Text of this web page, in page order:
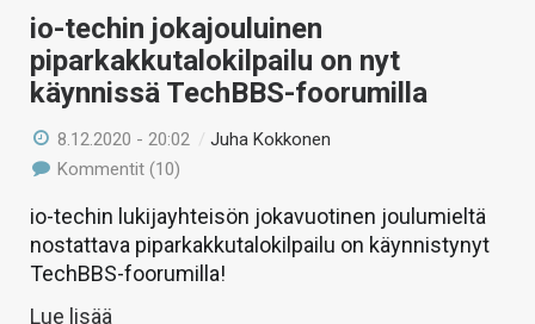
io-techin jokajouluinen
piparkakkutalokilpailu on nyt
käynnissä TechBBS-foorumilla
8.12.2020 - 20:02 /Juha Kokkonen
Kommentit (10)
io-techin lukijayhteisön jokavuotinen joulumieltä
nostattava piparkakkutalokilpailu on käynnistynyt
TechBBS-foorumilla!
Lue lisää